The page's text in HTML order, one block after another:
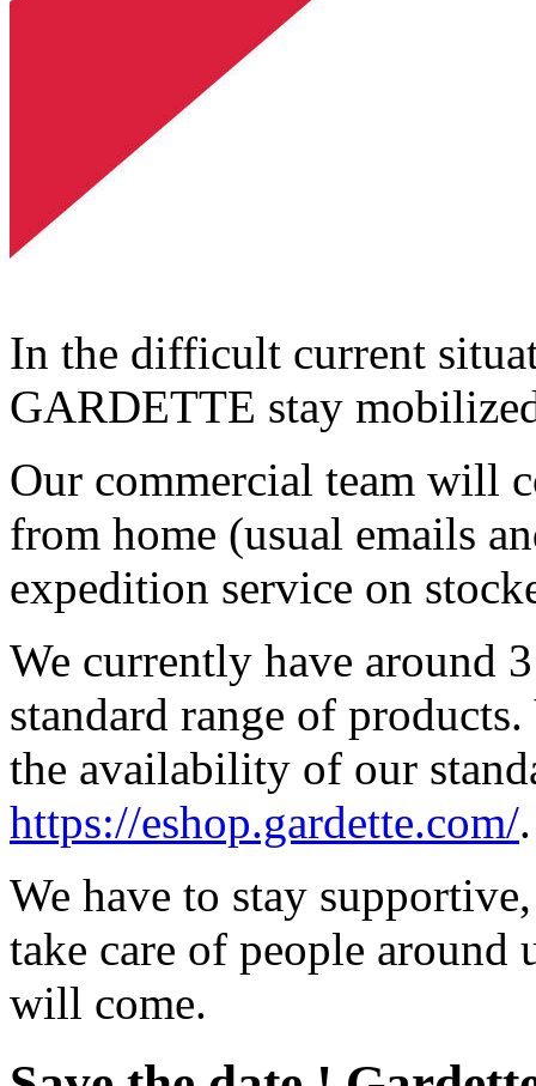
In the difficult current
GARDETTE stay
Our commercial team will
from home (usual emails
expedition service on
We currently have around
standard range of
the availability of our
https://eshop.gardette.com/.
We have to stay
take care of people around
will come.